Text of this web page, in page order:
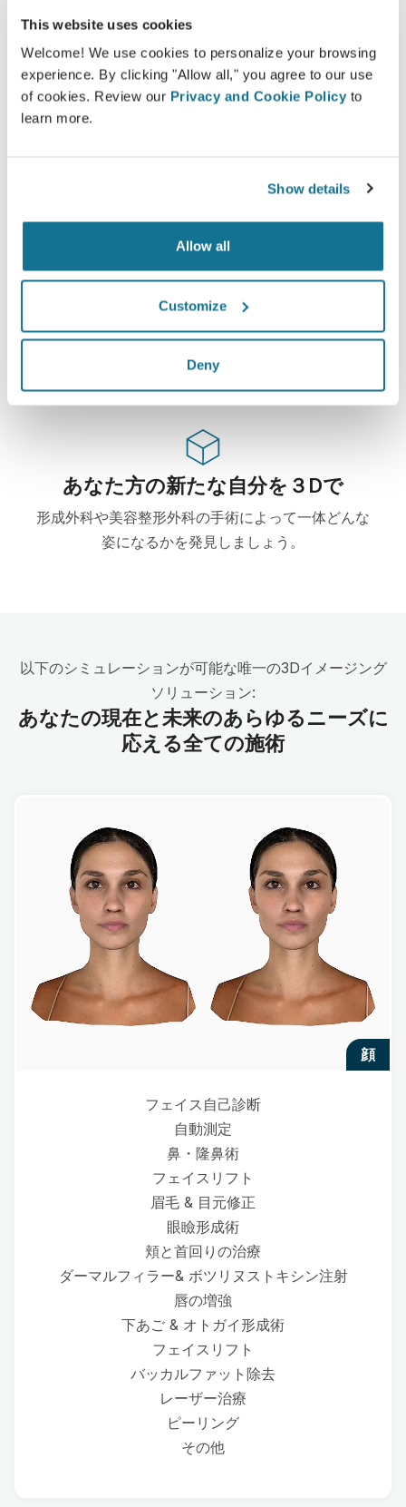
This website uses cookies
Welcome! We use cookies to personalize your browsing
experience. By clicking "Allow all," you agree to our use
of cookies. Review our Privacy and Cookie Policy to
learn more.
Show details
Allow all
Customize
Deny
簡単ですし安全です
クリサリクスは、常にあなたのプライバシーを保護
プライバシーは守られています。
科の学会からもお勧めされています。
あなた方の新たな自分を３Dで
形成外科や美容整形外科の手術によって一体どんな
姿になるかを発見しましょう。
以下のシミュレーションが可能な唯一の3Dイメージング
ソリューション:
あなたの現在と未来のあらゆるニーズに
応える全ての施術
顔
フェイス自己診断
自動測定
鼻・隆鼻術
フェイスリフト
眉毛 & 目元修正
眼瞼形成術
頬と首回りの治療
ダーマルフィラー& ボツリヌストキシン注射
唇の増強
下あご & オトガイ形成術
フェイスリフト
バッカルファット除去
レーザー治療
ピーリング
その他